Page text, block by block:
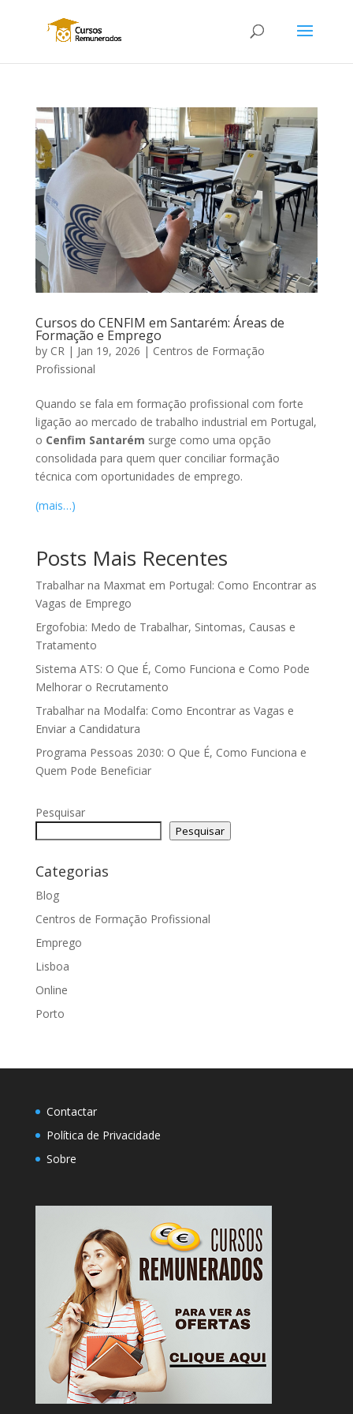
Cursos do CENFIM em Santarém: Áreas de
Formação e Emprego
by CR| Jan 19, 2026 | Centros de Formação
Profissional
Quando se fala em formação profissional com forte
ligação ao mercado de trabalho industrial em Portugal,
o Cenfim Santarém surge como uma opção
consolidada para quem quer conciliar formação
técnica com oportunidades de emprego.
(mais…)
Posts Mais Recentes
Trabalhar na Maxmat em Portugal: Como Encontrar as
Vagas de Emprego
Ergofobia: Medo de Trabalhar, Sintomas, Causas e
Tratamento
Sistema ATS: O Que É, Como Funciona e Como Pode
Melhorar o Recrutamento
Trabalhar na Modalfa: Como Encontrar as Vagas e
Enviar a Candidatura
Programa Pessoas 2030: O Que É, Como Funciona e
Quem Pode Beneficiar
Pesquisar
Pesquisar
Categorias
Blog
Centros de Formação Profissional
Emprego
Lisboa
Online
Porto
Contactar
Política de Privacidade
Sobre